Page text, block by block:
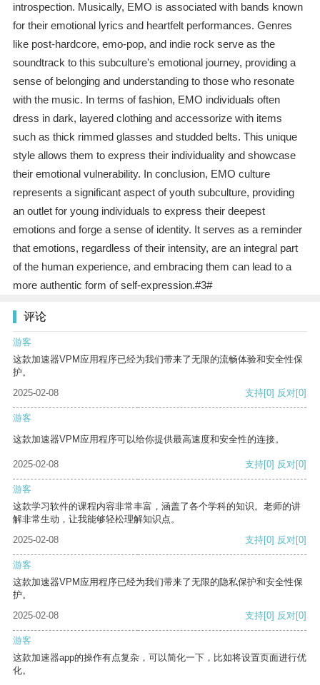
introspection. Musically, EMO is associated with bands known
for their emotional lyrics and heartfelt performances. Genres
like post-hardcore, emo-pop, and indie rock serve as the
soundtrack to this subculture's emotional journey, providing a
sense of belonging and understanding to those who resonate
with the music. In terms of fashion, EMO individuals often
dress in dark, layered clothing and accessorize with items
such as thick rimmed glasses and studded belts. This unique
style allows them to express their individuality and showcase
their emotional vulnerability. In conclusion, EMO culture
represents a significant aspect of youth subculture, providing
an outlet for young individuals to express their deepest
emotions and forge a sense of identity. It serves as a reminder
that emotions, regardless of their intensity, are an integral part
of the human experience, and embracing them can lead to a
more authentic form of self-expression.#3#
评论
游客
这款加速器VPM应用程序已经为我们带来了无限的流畅体验和安全性保
护。
2025-02-08
支持[0] 反对[0]
游客
这款加速器VPM应用程序可以给你提供最高速度和安全性的连接。
2025-02-08 支持[0] 反对[0]
游客
这款学习软件的课程内容非常丰富，涵盖了各个学科的知识。老师的讲
解非常生动，让我能够轻松理解知识点。
2025-02-08
支持[0] 反对[0]
游客
这款加速器VPM应用程序已经为我们带来了无限的隐私保护和安全性保
护。
2025-02-08
支持[0] 反对[0]
游客
这款加速器app的操作有点复杂，可以简化一下，比如将设置页面进行优
化。